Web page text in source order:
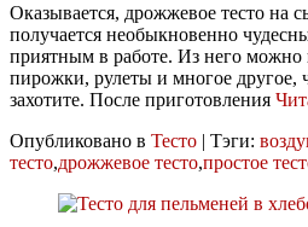
Оказывается, дрожжевое тесто на
получается необыкновенно
приятным в работе. Из него можно
пирожки, рулеты и многое другое,
захотите. После приготовления
Опубликовано в Тесто | Тэги:
тесто,дрожжевое тесто,простое